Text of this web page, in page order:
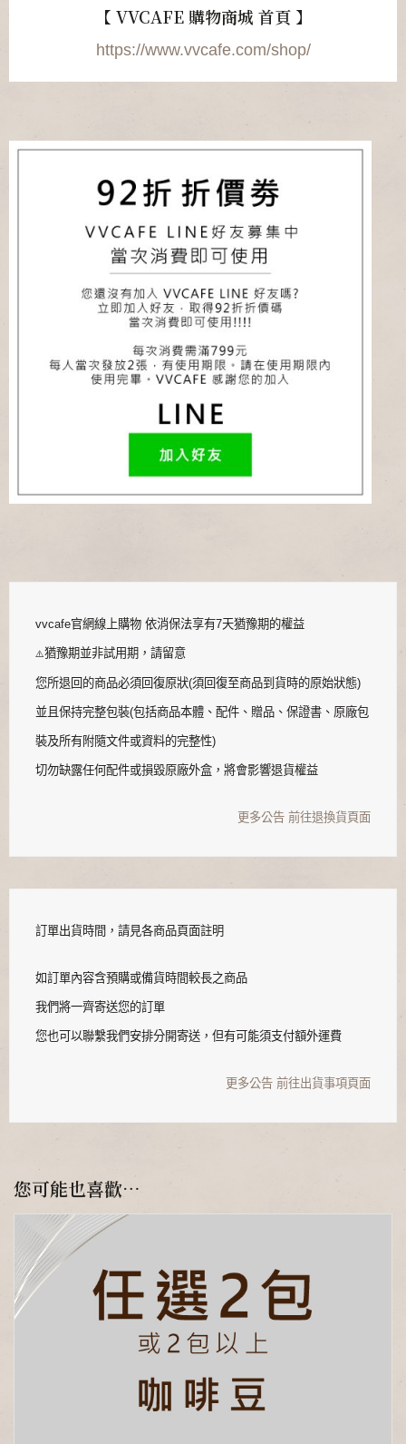
【 VVCAFE 購物商城 首頁 】
https://www.vvcafe.com/shop/
vvcafe官網線上購物 依消保法享有7天猶豫期的權益
⚠️猶豫期並非試用期，請留意
您所退回的商品必須回復原狀(須回復至商品到貨時的原始狀態)
並且保持完整包裝(包括商品本體、配件、贈品、保證書、原廠包
裝及所有附隨文件或資料的完整性)
切勿缺露任何配件或損毀原廠外盒，將會影響退貨權益
更多公告 前往退換貨頁面
訂單出貨時間，請見各商品頁面註明
如訂單內容含預購或備貨時間較長之商品
我們將一齊寄送您的訂單
您也可以聯繫我們安排分開寄送，但有可能須支付額外運費
更多公告 前往出貨事項頁面
您可能也喜歡…